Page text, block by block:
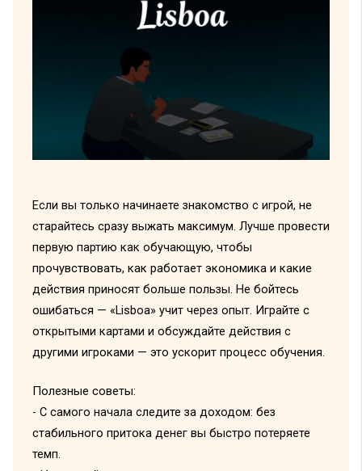
Если вы только начинаете знакомство с игрой, не
старайтесь сразу выжать максимум. Лучше провести
первую партию как обучающую, чтобы
прочувствовать, как работает экономика и какие
действия приносят больше пользы. Не бойтесь
ошибаться — «Lisboa» учит через опыт. Играйте с
открытыми картами и обсуждайте действия с
другими игроками — это ускорит процесс обучения.
Полезные советы:
- С самого начала следите за доходом: без
стабильного притока денег вы быстро потеряете
темп.